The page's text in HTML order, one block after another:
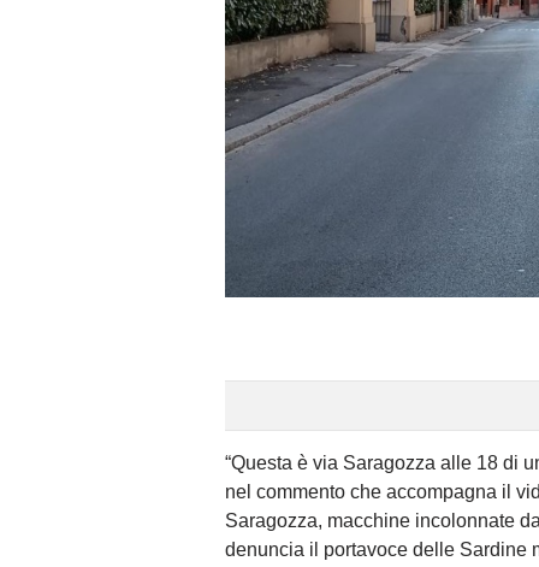
“Questa è via Saragozza alle 18 di
nel commento che accompagna il
Saragozza, macchine incolonnate
denuncia il portavoce delle Sardine